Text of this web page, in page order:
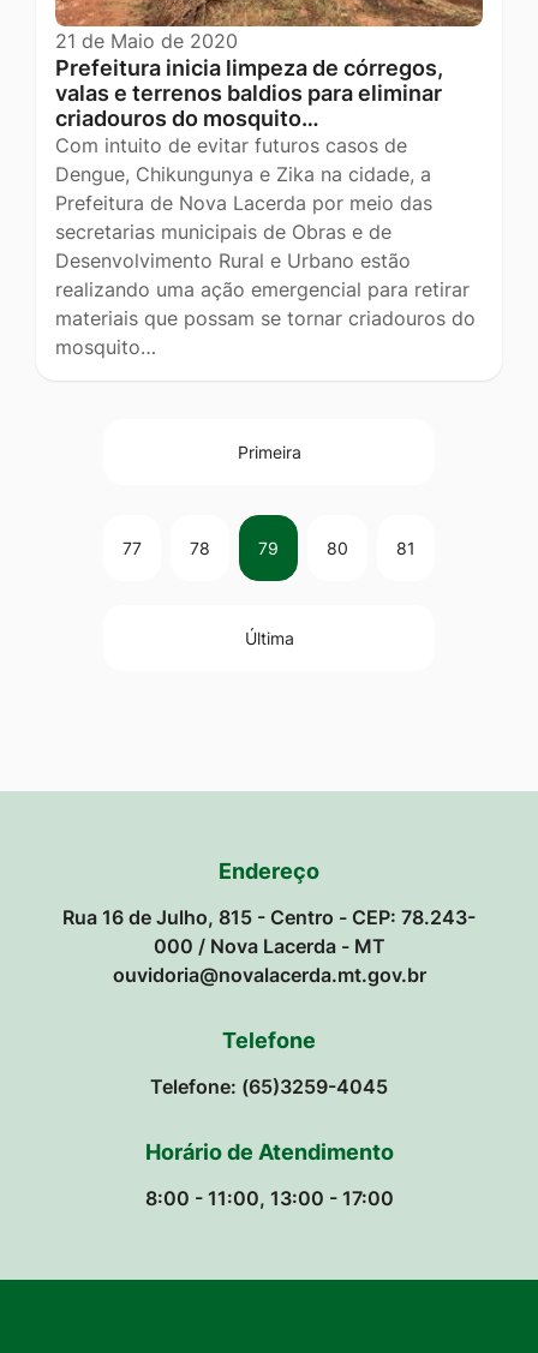
21 de Maio de 2020
Prefeitura inicia limpeza de córregos,
valas e terrenos baldios para eliminar
criadouros do mosquito…
Com intuito de evitar futuros casos de
Dengue, Chikungunya e Zika na cidade, a
Prefeitura de Nova Lacerda por meio das
secretarias municipais de Obras e de
Desenvolvimento Rural e Urbano estão
realizando uma ação emergencial para retirar
materiais que possam se tornar criadouros do
mosquito…
Primeira
77 78 79 80 81
Última
Endereço
Rua 16 de Julho, 815 - Centro - CEP: 78.243-
000 / Nova Lacerda - MT
ouvidoria@novalacerda.mt.gov.br
Telefone
Telefone: (65)3259-4045
Horário de Atendimento
8:00 - 11:00, 13:00 - 17:00